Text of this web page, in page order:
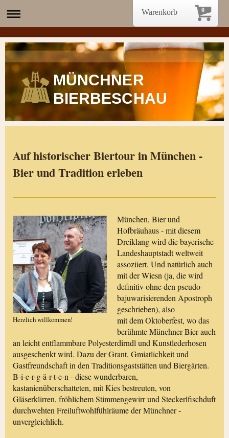
MÜNCHNER
BIERBESCHAU
Auf historischer Biertour in München -
Bier und Tradition erleben
Herzlich willkommen!
München, Bier und
Hofbräuhaus - mit diesem
Dreiklang wird die bayerische
Landeshauptstadt weltweit
assoziiert. Und natürlich auch
mit der Wiesn (ja, die wird
definitiv ohne den pseudo-
bajuwarisierenden Apostroph
geschrieben), also
mit dem Oktoberfest, wo das
berühmte Münchner Bier auch
an leicht entflammbare Polyesterdirndl und Kunstlederhosen
ausgeschenkt wird. Dazu der Grant, Gmiatlichkeit und
Gastfreundschaft in den Traditionsgaststätten und Biergärten.
B-i-e-r-g-ä-r-t-e-n - diese wunderbaren,
kastanienüberschatteten, mit Kies bestreuten, von
Gläserklirren, fröhlichem Stimmengewirr und Steckerlfischduft
durchwehten Freiluftwohlfühlräume der Münchner -
unvergleichlich.
0
Warenkorb